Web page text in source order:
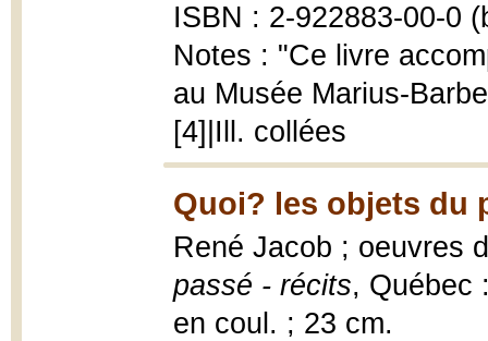
ISBN : 2-922883-00-0
Notes : "Ce livre
au Musée Marius-
[4]|Ill. collées
Quoi? les objets du
René Jacob ; oeuvres
passé - récits, Québec
en coul. ; 23 cm.